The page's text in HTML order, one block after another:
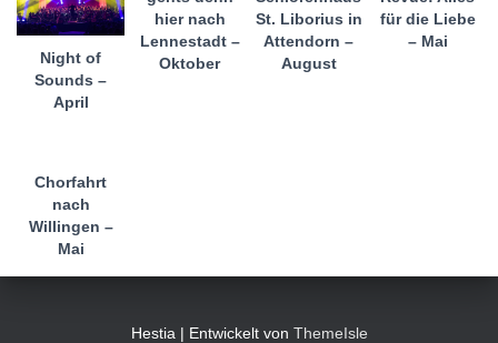
Night of
Sounds –
April
hier nach
Lennestadt –
Oktober
St. Liborius in
Attendorn –
August
für die Liebe
– Mai
Chorfahrt
nach
Willingen –
Mai
Hestia | Entwickelt von ThemeIsle